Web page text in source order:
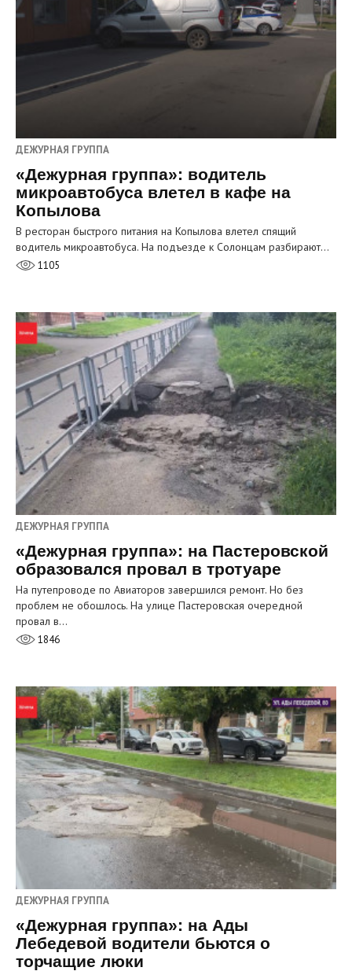
ДЕЖУРНАЯ ГРУППА
«Дежурная группа»: водитель
микроавтобуса влетел в кафе на
Копылова
В ресторан быстрого питания на Копылова влетел спящий
водитель микроавтобуса. На подъезде к Солонцам разбирают…
1105
ДЕЖУРНАЯ ГРУППА
«Дежурная группа»: на Пастеровской
образовался провал в тротуаре
На путепроводе по Авиаторов завершился ремонт. Но без
проблем не обошлось. На улице Пастеровская очередной
провал в…
1846
ДЕЖУРНАЯ ГРУППА
«Дежурная группа»: на Ады
Лебедевой водители бьются о
торчащие люки